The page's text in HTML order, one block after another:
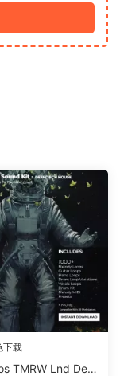
下载
TMRW Lnd Dee